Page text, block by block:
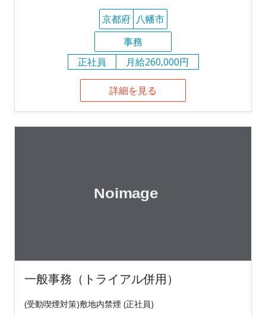
京都府 八幡市
事務
正社員
月給260,000円
詳細を見る
一般事務（トライアル併用）
(受動喫煙対策)敷地内禁煙 (正社員)